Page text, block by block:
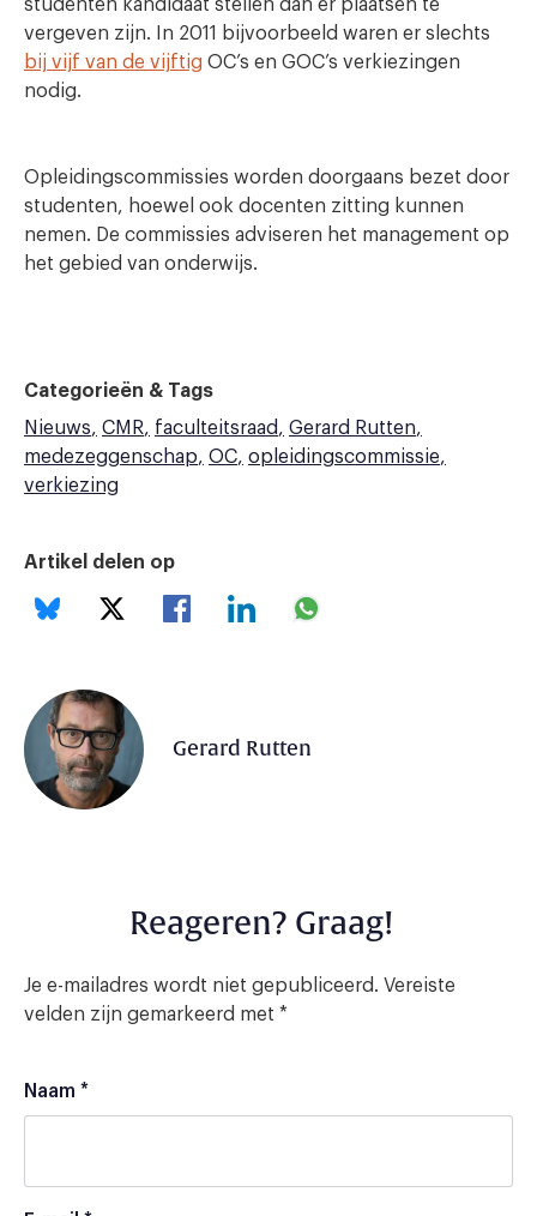
studenten kandidaat stellen dan er plaatsen te
vergeven zijn. In 2011 bijvoorbeeld waren er slechts
bij vijf van de vijftig OC’s en GOC’s verkiezingen
nodig.
Opleidingscommissies worden doorgaans bezet door
studenten, hoewel ook docenten zitting kunnen
nemen. De commissies adviseren het management op
het gebied van onderwijs.
Categorieën & Tags
Nieuws
CMR faculteitsraad
Gerard Rutten
medezeggenschap
OC opleidingscommissie
verkiezing
Artikel delen op
Gerard Rutten
Reageren? Graag!
Je e-mailadres wordt niet gepubliceerd. Vereiste
velden zijn gemarkeerd met *
Naam *